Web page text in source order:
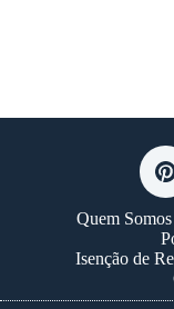
Quem Somos
Isenção de